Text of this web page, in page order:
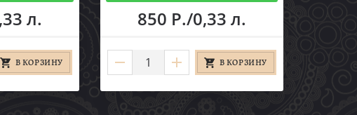
л.
В КОРЗИНУ
850 Р./0,33 л.
В КОРЗИНУ